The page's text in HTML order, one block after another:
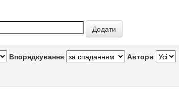
Впорядкування Автори